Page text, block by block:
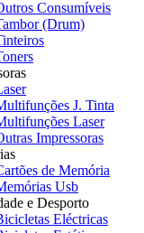
Consumíveis
(Drum)
J. Tinta
Laser
Impressoras
de Memória
Usb
e Desporto
Eléctricas